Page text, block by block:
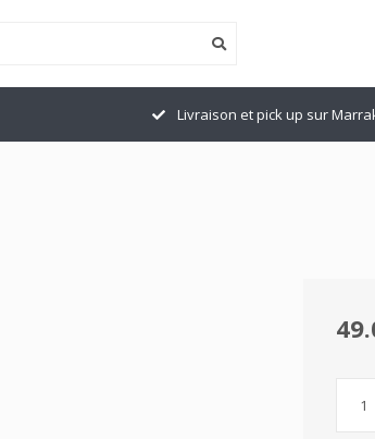
Livraison et pick up sur